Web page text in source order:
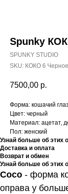
Spunky
SPUNKY STUDIO
SKU: КОКО 6
7500,00 р.
Форма: кошачий глаз
Цвет: черный
Материал: ацетат,
Пол: женский
Узнай больше об этих
Доставка и оплата
Возврат и обмен
Узнай больше об этих
Coco - форма
оправа у